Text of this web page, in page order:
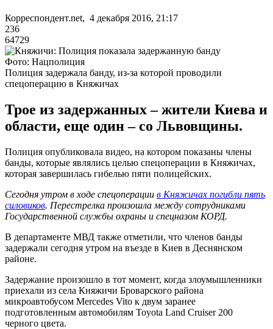
Корреспондент.net, 4 декабря 2016, 21:17
236
64729
Фото: Нацполиция
Полиция задержала банду, из-за которой проводили
спецоперацию в Княжичах
Трое из задержанных – жители Киева и
области, еще один – со Львовщины.
Полиция опубликовала видео, на котором показаны члены
банды, которые являлись целью спецоперации в Княжичах,
которая завершилась гибелью пяти полицейских.
Сегодня утром в ходе спецоперации в Княжичах погибли пять
силовиков. Перестрелка произошла между сотрудниками
Государственной службы охраны и спецназом КОРД.
В департаменте МВД также отметили, что членов банды
задержали сегодня утром на въезде в Киев в Деснянском
районе.
Задержание произошло в тот момент, когда злоумышленники
приехали из села Княжичи Броварского района
микроавтобусом Mercedes Vito к двум заранее
подготовленным автомобилям Toyota Land Cruiser 200
черного цвета.